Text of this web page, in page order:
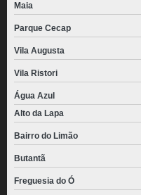
Maia
Parque Cecap
Vila Augusta
Vila Ristori
Água Azul
Alto da Lapa
Bairro do Limão
Butantã
Freguesia do Ó